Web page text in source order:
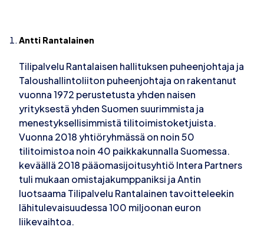
Antti Rantalainen
Tilipalvelu Rantalaisen hallituksen puheenjohtaja ja
Taloushallintoliiton puheenjohtaja on rakentanut
vuonna 1972 perustetusta yhden naisen
yrityksestä yhden Suomen suurimmista ja
menestyksellisimmistä tilitoimistoketjuista.
Vuonna 2018 yhtiöryhmässä on noin 50
tilitoimistoa noin 40 paikkakunnalla Suomessa.
keväällä 2018 pääomasijoitusyhtiö Intera Partners
tuli mukaan omistajakumppaniksi ja Antin
luotsaama Tilipalvelu Rantalainen tavoitteleekin
lähitulevaisuudessa 100 miljoonan euron
liikevaihtoa.